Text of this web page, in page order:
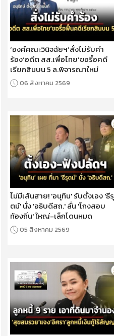
‘องค์คณะวินิจฉัยฯ’สั่งไม่รับคำ
ร้อง‘อดีต สส.เพื่อไทย’ขอรื้อคดี
เรียกสินบน 5 ล.พิจารณาใหม่
06 สิงหาคม 2569
ไม่มีเส้นสาย! 'อนุทิน' รับตั้งเอง 'ธีรุ
ตม์' นั่ง 'อธิบดีสถ.' ลั่น 'โกงสอบ
ท้องถิ่น' ใหญ่-เล็กโดนหมด
05 สิงหาคม 2569